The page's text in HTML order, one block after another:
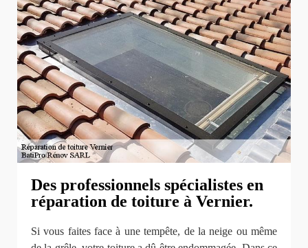
Des professionnels spécialistes en
réparation de toiture à Vernier.
Si vous faites face à une tempête, de la neige ou même